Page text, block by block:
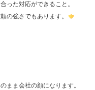
った対応ができること。
の強さでもあります。
まま会社の顔になります。